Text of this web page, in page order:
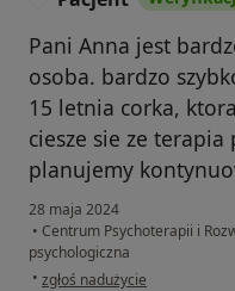
Pani Anna jest
osoba. bardzo
15 letnia corka,
ciesze sie ze
planujemy
28 maja 2024
• Centrum Psychoterapii i
psychologiczna
• w opinii użytkownika Pacjent
zgłoś nadużycie